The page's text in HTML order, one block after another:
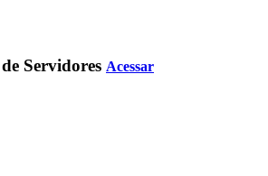
Servidores Acessar